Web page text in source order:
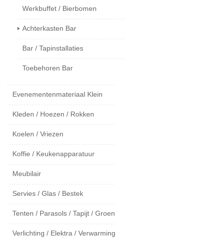
Werkbuffet / Bierbomen
Achterkasten Bar
Bar / Tapinstallaties
Toebehoren Bar
Evenementenmateriaal Klein
Kleden / Hoezen / Rokken
Koelen / Vriezen
Koffie / Keukenapparatuur
Meubilair
Servies / Glas / Bestek
Tenten / Parasols / Tapijt / Groen
Verlichting / Elektra / Verwarming